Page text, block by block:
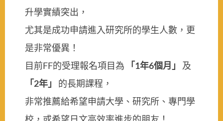
升學實績突出，
尤其是成功申請進入研究所的學生人數，更
是非常優異！
目前FF的受理報名項目為 「1年6個月」
及
「2年」
的長期課程，
非常推薦給希望申請大學、研究所、專門學